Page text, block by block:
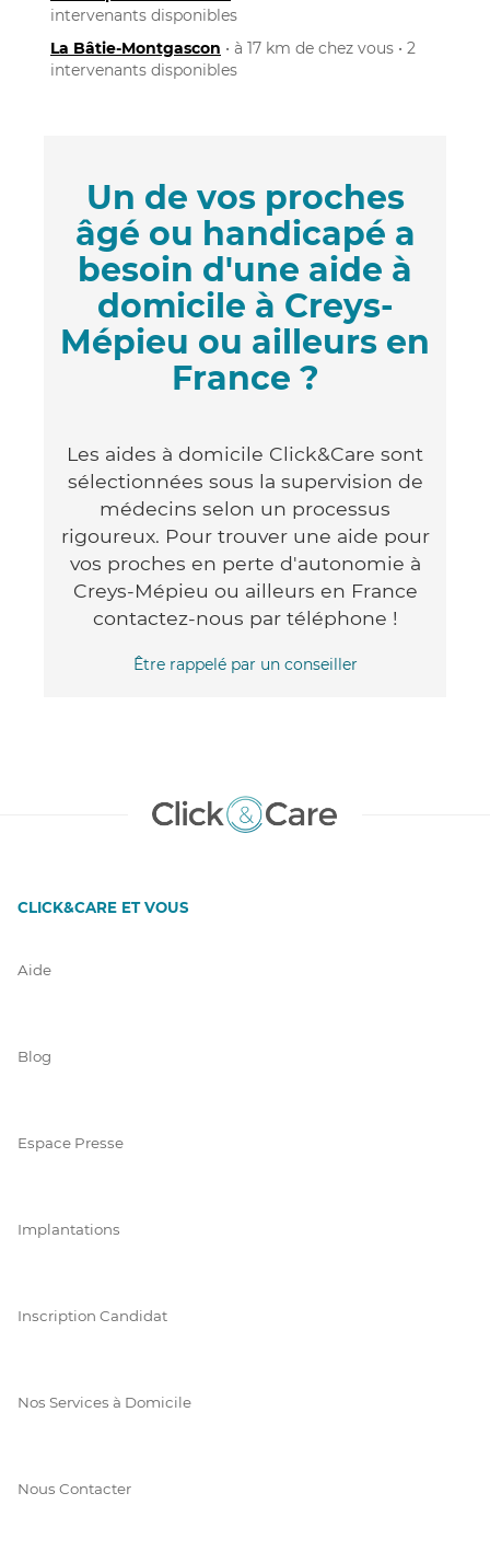
intervenants disponibles
La Bâtie-Montgascon • à 17 km de chez vous • 2
intervenants disponibles
Un de vos proches
âgé ou handicapé a
besoin d'une aide à
domicile à Creys-
Mépieu ou ailleurs en
France ?
Les aides à domicile Click&Care sont
sélectionnées sous la supervision de
médecins selon un processus
rigoureux. Pour trouver une aide pour
vos proches en perte d'autonomie à
Creys-Mépieu ou ailleurs en France
contactez-nous par téléphone !
Être rappelé par un conseiller
CLICK&CARE ET VOUS
Aide
Blog
Espace Presse
Implantations
Inscription Candidat
Nos Services à Domicile
Nous Contacter